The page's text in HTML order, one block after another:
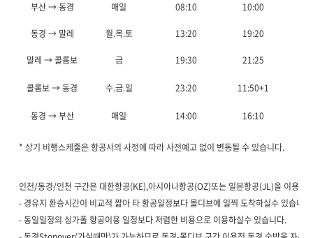
부산 → 동경 매일 08:10 10:00
동경 → 말레 월.목.토 13:20 19:20
말레 → 콜롬보 금 19:30 21:25
콜롬보 → 동경 수.금.일 23:20 11:50+1
동경 → 부산 매일 14:00 16:10
* 상기 비행스케줄은 항공사의 사정에 따라 사전예고 없이 변동될 수 있습니다.
인천/동경/인천 구간은 대한항공(KE),아시아나항공(OZ)또는 일본항공(JL)을 이용합
- 경유지 환승시간이 비교적 짧아 타 항공일정보다 몰디브에 일찍 도착하실수 있습니다.
- 동일일정의 싱가폴 항공이용 일정보다 저렴한 비용으로 이용하실수 있습니다.